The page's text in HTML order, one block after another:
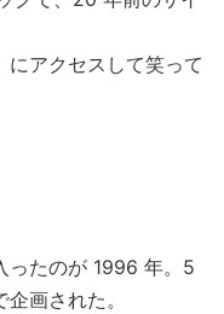
アクセスして笑って
ったのが 1996 年。5
画された。